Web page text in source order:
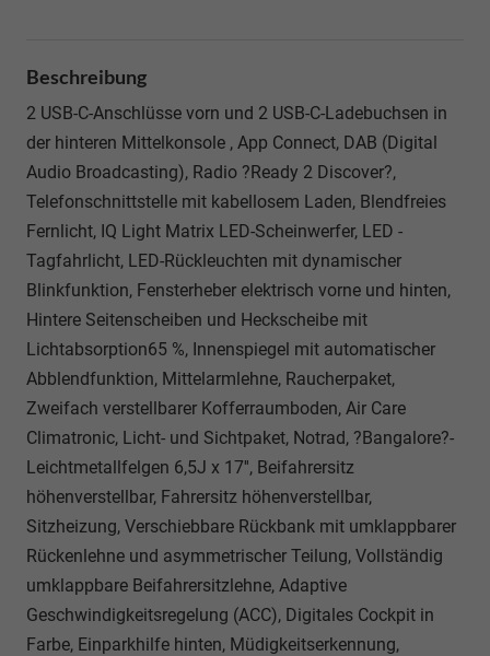
Beschreibung
2 USB-C-Anschlüsse vorn und 2 USB-C-Ladebuchsen in
der hinteren Mittelkonsole , App Connect, DAB (Digital
Audio Broadcasting), Radio ?Ready 2 Discover?,
Telefonschnittstelle mit kabellosem Laden, Blendfreies
Fernlicht, IQ Light Matrix LED-Scheinwerfer, LED -
Tagfahrlicht, LED-Rückleuchten mit dynamischer
Blinkfunktion, Fensterheber elektrisch vorne und hinten,
Hintere Seitenscheiben und Heckscheibe mit
Lichtabsorption65 %, Innenspiegel mit automatischer
Abblendfunktion, Mittelarmlehne, Raucherpaket,
Zweifach verstellbarer Kofferraumboden, Air Care
Climatronic, Licht- und Sichtpaket, Notrad, ?Bangalore?-
Leichtmetallfelgen 6,5J x 17'', Beifahrersitz
höhenverstellbar, Fahrersitz höhenverstellbar,
Sitzheizung, Verschiebbare Rückbank mit umklappbarer
Rückenlehne und asymmetrischer Teilung, Vollständig
umklappbare Beifahrersitzlehne, Adaptive
Geschwindigkeitsregelung (ACC), Digitales Cockpit in
Farbe, Einparkhilfe hinten, Müdigkeitserkennung,